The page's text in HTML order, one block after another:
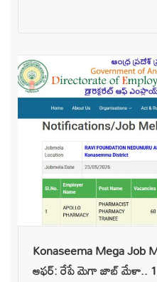
Konaseema Mega Job
ఆఫర్: రేపే మెగా జాబ్ మేళా..